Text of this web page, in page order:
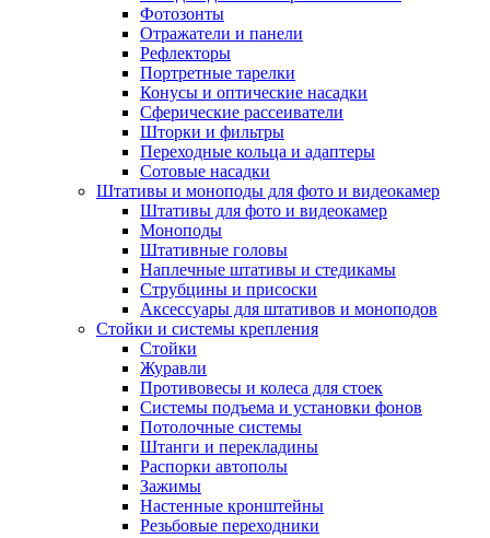
Фотозонты
Отражатели и панели
Рефлекторы
Портретные тарелки
Конусы и оптические насадки
Сферические рассеиватели
Шторки и фильтры
Переходные кольца и адаптеры
Сотовые насадки
Штативы и моноподы для фото и видеокамер
Штативы для фото и видеокамер
Моноподы
Штативные головы
Наплечные штативы и стедикамы
Струбцины и присоски
Аксессуары для штативов и моноподов
Стойки и системы крепления
Стойки
Журавли
Противовесы и колеса для стоек
Системы подъема и установки фонов
Потолочные системы
Штанги и перекладины
Распорки автополы
Зажимы
Настенные кронштейны
Резьбовые переходники